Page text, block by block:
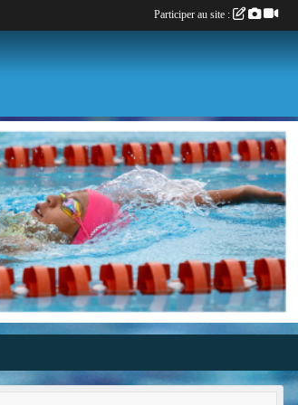
Participer au site :